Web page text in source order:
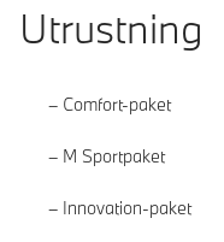
Utrustning
Comfort-paket
M Sportpaket
Innovation-paket